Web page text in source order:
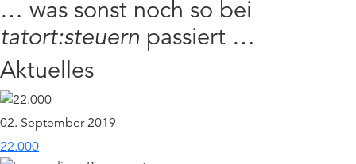
… was sonst noch so bei
tatort:steuern passiert …
Aktuelles
02. September 2019
22.000